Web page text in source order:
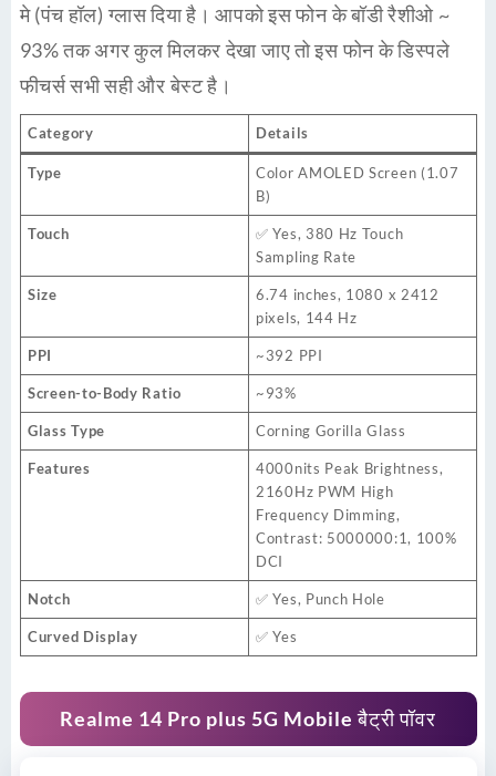
मे (पंच हॉल) ग्लास दिया है। आपको इस फोन के बॉडी रैशीओ ~
93% तक अगर कुल मिलकर देखा जाए तो इस फोन के डिस्पले
फीचर्स सभी सही और बेस्ट है।
Category Details
Type
Color AMOLED Screen (1.07
B)
Touch
✅ Yes, 380 Hz Touch
Sampling Rate
Size
6.74 inches, 1080 x 2412
pixels, 144 Hz
PPI ~392 PPI
Screen-to-Body Ratio ~93%
Glass Type Corning Gorilla Glass
Features
4000nits Peak Brightness,
2160Hz PWM High
Frequency Dimming,
Contrast: 5000000:1, 100%
DCI
Notch ✅ Yes, Punch Hole
Curved Display ✅ Yes
Realme 14 Pro plus 5G Mobile बैट्री पॉवर